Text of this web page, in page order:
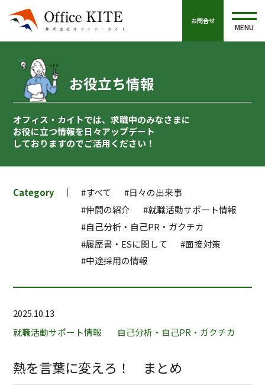
お問合せ
MENU
お役立ち情報
オフィス・カイトでは、求職中のみなさまに
お役に立つ情報を日々アップデート
しておりますのでご活用ください！
Category #すべて
#日々の出来事
#仲間の紹介
#就職活動サポート情報
#自己分析・自己PR・ガクチカ
#履歴書・ESに関して
#面接対策
#中途採用の情報
2025.10.13
就職活動サポート情報
自己分析・自己PR・ガクチカ
熱を言葉に変えろ！ まとめ